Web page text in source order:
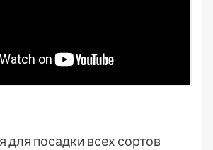
посадки всех сортов